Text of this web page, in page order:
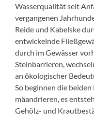
Wasserqualität seit
vergangenen
Reide und Kabelske
entwickelnde
durch im Gewässer
Steinbarrieren,
an ökologischer
So beginnen die
mäandrieren, es
Gehölz- und